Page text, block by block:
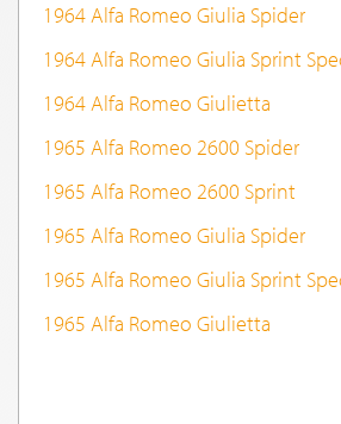
1964 Alfa Romeo Giulia Spider
1964 Alfa Romeo Giulia Sprint
1964 Alfa Romeo Giulietta
1965 Alfa Romeo 2600 Spider
1965 Alfa Romeo 2600 Sprint
1965 Alfa Romeo Giulia Spider
1965 Alfa Romeo Giulia Sprint
1965 Alfa Romeo Giulietta